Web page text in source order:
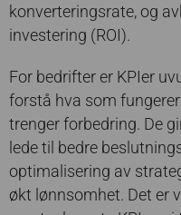
konverteringsrate, og
investering (ROI).
For bedrifter er KPIer
forstå hva som
trenger forbedring. De
lede til bedre
optimalisering av
økt lønnsomhet. Det er